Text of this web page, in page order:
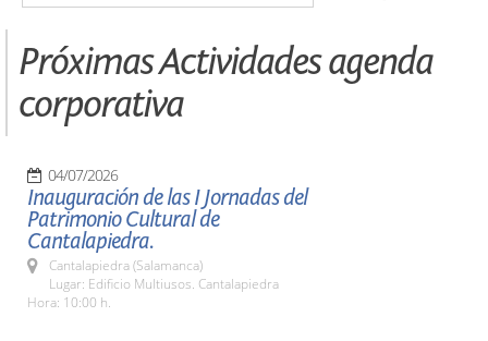
Próximas Actividades agenda
corporativa
04/07/2026
Inauguración de las I Jornadas del
Patrimonio Cultural de
Cantalapiedra.
Cantalapiedra (Salamanca)
Lugar: Edificio Multiusos. Cantalapiedra
Hora: 10:00 h.